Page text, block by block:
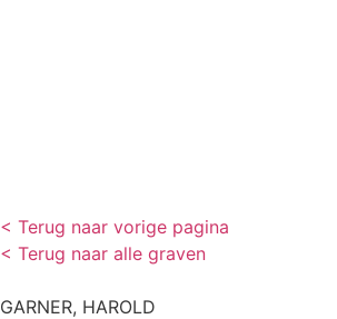
< Terug naar vorige pagina
< Terug naar alle graven
GARNER, HAROLD